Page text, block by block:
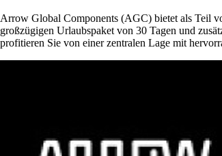
Arrow Global Components (AGC) bietet als Teil
großzügigen Urlaubspaket von 30 Tagen und
profitieren Sie von einer zentralen Lage mit